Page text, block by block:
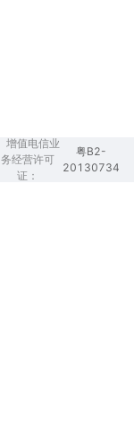
增值电信业
务经营许可
证：
粤B2-
20130734